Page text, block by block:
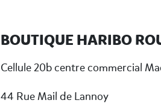
BOUTIQUE HARIBO
Cellule 20b centre commercial
44 Rue Mail de Lannoy